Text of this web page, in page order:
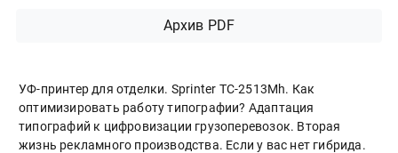
Архив PDF
УФ-принтер для отделки. Sprinter ТС-2513Mh. Как
оптимизировать работу типографии? Адаптация
типографий к цифровизации грузоперевозок. Вторая
жизнь рекламного производства. Если у вас нет гибрида.